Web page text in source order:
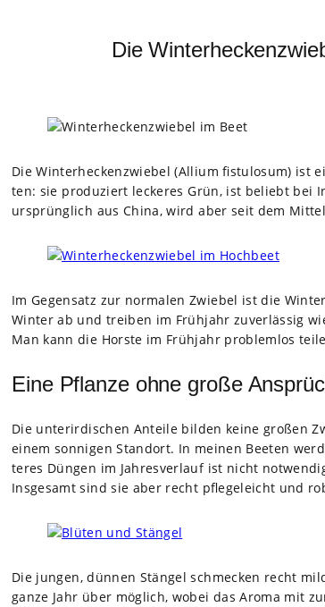
Die
Die Win­ter­he­cken­zwie­bel (Allium fis­tu­lo­sum) ist
ten: sie pro­du­ziert lecke­res Grün, ist beliebt bei
ursprüng­lich aus China, wird aber seit dem
Im Gegen­satz zur nor­ma­len Zwie­bel ist die
Win­ter ab und trei­ben im Früh­jahr zuver­läs­sig
Man kann die Horste im Früh­jahr pro­blem­los
Eine Pflanze ohne große
Die unter­ir­di­schen Anteile bil­den keine gro­ßen
einem son­ni­gen Stand­ort. In mei­nen Bee­ten
te­res Dün­gen im Jah­res­ver­lauf ist nicht
Ins­ge­samt sind sie aber recht pfle­ge­leicht und
Die jun­gen, dün­nen Stän­gel schme­cken recht
ganze Jahr über mög­lich, wobei das Aroma mit